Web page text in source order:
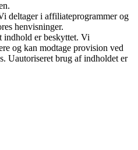
deltager i affiliateprogrammer og
henvisninger.
indhold er beskyttet. Vi
og kan modtage provision ved
Uautoriseret brug af indholdet er